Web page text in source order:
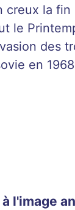
creux la
le
des
en
l'image